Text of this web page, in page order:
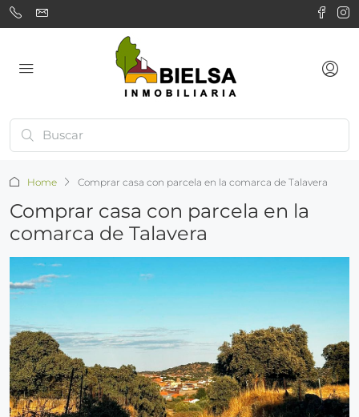
Home Comprar casa con parcela en la comarca de Talavera
Comprar casa con parcela en la
comarca de Talavera